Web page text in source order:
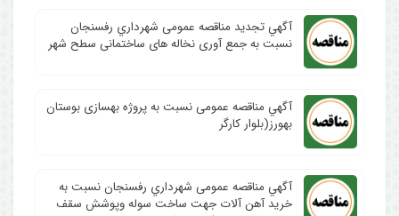
آگهي تجدید مناقصه عمومی شهرداري رفسنجان
نسبت به جمع آوری نخاله های ساختمانی سطح شهر
آگهي مناقصه عمومی نسبت به پروژه بهسازی بوستان
بهورز(بلوار کارگر
آگهي مناقصه عمومی شهرداري رفسنجان نسبت به
خرید آهن آلات جهت ساخت سوله وپوشش سقف